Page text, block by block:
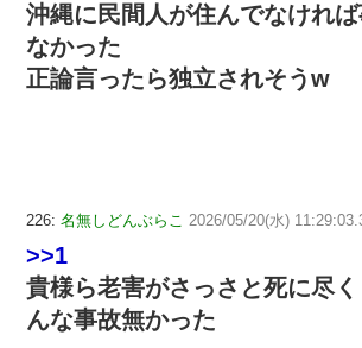
沖縄に民間人が住んでなけれ
なかった
正論言ったら独立されそうw
226: 名無しどんぶらこ 2026/05/20(水)
>>1
貴様ら老害がさっさと死に尽
んな事故無かった